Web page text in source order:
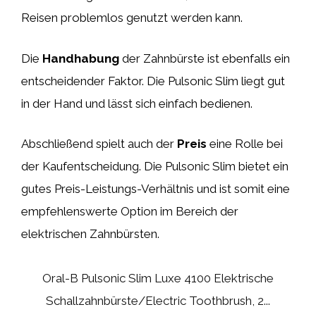
Reisen problemlos genutzt werden kann.
Die Handhabung der Zahnbürste ist ebenfalls ein
entscheidender Faktor. Die Pulsonic Slim liegt gut
in der Hand und lässt sich einfach bedienen.
Abschließend spielt auch der Preis eine Rolle bei
der Kaufentscheidung. Die Pulsonic Slim bietet ein
gutes Preis-Leistungs-Verhältnis und ist somit eine
empfehlenswerte Option im Bereich der
elektrischen Zahnbürsten.
Oral-B Pulsonic Slim Luxe 4100 Elektrische
Schallzahnbürste/Electric Toothbrush, 2...